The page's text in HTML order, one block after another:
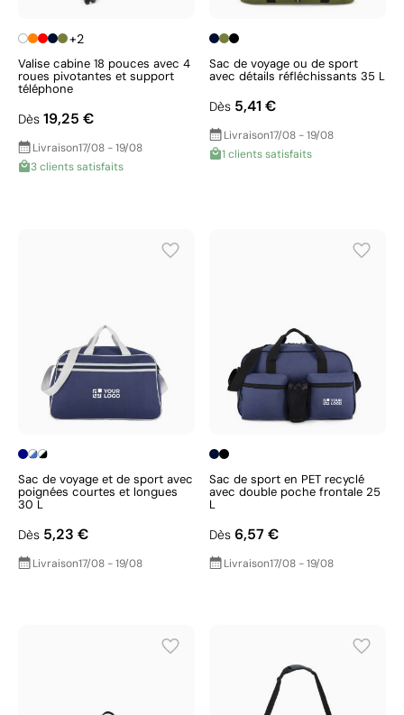
+2
Valise cabine 18 pouces avec 4
roues pivotantes et support
téléphone
Dès 19,25 €
Livraison17/08 - 19/08
3 clients satisfaits
Sac de voyage ou de sport
avec détails réfléchissants 35 L
Dès 5,41 €
Livraison17/08 - 19/08
1 clients satisfaits
Sac de voyage et de sport avec
poignées courtes et longues
30 L
Dès 5,23 €
Livraison17/08 - 19/08
Sac de sport en PET recyclé
avec double poche frontale 25
L
Dès 6,57 €
Livraison17/08 - 19/08